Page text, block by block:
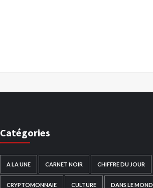
Catégories
A LA UNE CARNET NOIR CHIFFRE DU JOUR
CRYPTOMONNAIE CULTURE DANS LE